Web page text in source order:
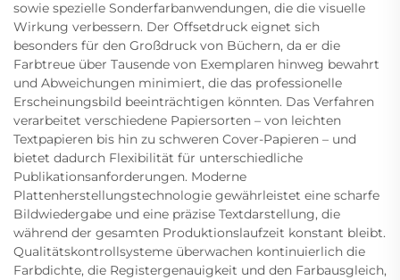
sowie spezielle Sonderfarbanwendungen, die die visuelle
Wirkung verbessern. Der Offsetdruck eignet sich
besonders für den Großdruck von Büchern, da er die
Farbtreue über Tausende von Exemplaren hinweg bewahrt
und Abweichungen minimiert, die das professionelle
Erscheinungsbild beeinträchtigen könnten. Das Verfahren
verarbeitet verschiedene Papiersorten – von leichten
Textpapieren bis hin zu schweren Cover-Papieren – und
bietet dadurch Flexibilität für unterschiedliche
Publikationsanforderungen. Moderne
Plattenherstellungstechnologie gewährleistet eine scharfe
Bildwiedergabe und eine präzise Textdarstellung, die
während der gesamten Produktionslaufzeit konstant bleibt.
Qualitätskontrollsysteme überwachen kontinuierlich die
Farbdichte, die Registergenauigkeit und den Farbausgleich,